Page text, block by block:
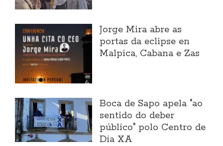
Jorge Mira abre as
portas da eclipse en
Malpica, Cabana e Zas
Boca de Sapo apela "ao
sentido do deber
público" polo Centro de
Día XA